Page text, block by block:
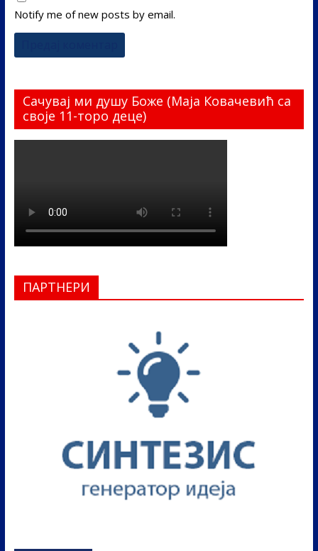
Notify me of new posts by email.
Сачувај ми душу Боже (Маја Ковачевић са
своје 11-торо деце)
ПАРТНЕРИ